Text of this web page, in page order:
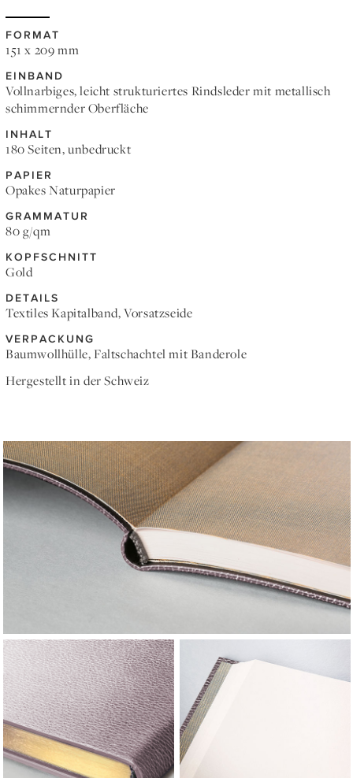
FORMAT
151 x 209 mm
EINBAND
Vollnarbiges, leicht strukturiertes Rindsleder mit metallisch
schimmernder Oberfläche
INHALT
180 Seiten, unbedruckt
PAPIER
Opakes Naturpapier
GRAMMATUR
80 g/qm
KOPFSCHNITT
Gold
DETAILS
Textiles Kapitalband, Vorsatzseide
VERPACKUNG
Baumwollhülle, Faltschachtel mit Banderole
Hergestellt in der Schweiz